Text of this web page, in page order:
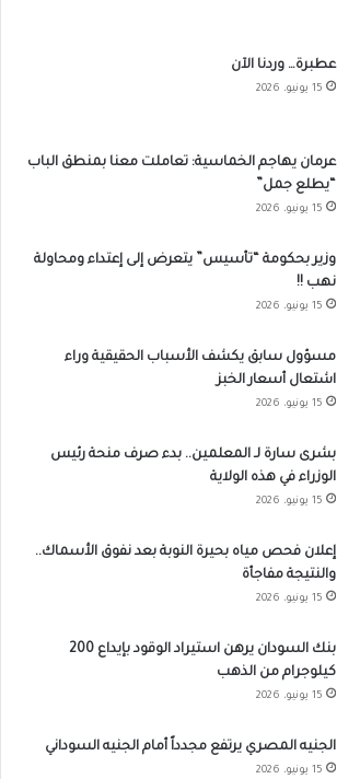
عطبرة… وردنا الآن
15 يونيو، 2026
عرمان يهاجم الخماسية: تعاملت معنا بمنطق الباب
“يطلع جمل”
15 يونيو، 2026
وزير بحكومة “تأسيس” يتعرض إلى إعتداء ومحاولة
نهب !!
15 يونيو، 2026
مسؤول سابق يكشف الأسباب الحقيقية وراء
اشتعال أسعار الخبز
15 يونيو، 2026
بشرى سارة لـ المعلمين.. بدء صرف منحة رئيس
الوزراء في هذه الولاية
15 يونيو، 2026
إعلان فحص مياه بحيرة النوبة بعد نفوق الأسماك..
والنتيجة مفاجأة
15 يونيو، 2026
بنك السودان يرهن استيراد الوقود بإيداع 200
كيلوجرام من الذهب
15 يونيو، 2026
الجنيه المصري يرتفع مجدداً أمام الجنيه السوداني
15 يونيو، 2026